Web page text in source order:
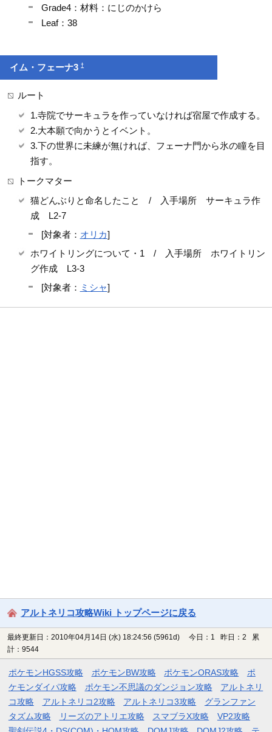
Grade4：材料：にじのかけら
Leaf：38
イム・フェーナ3†
ルート
1.寺院でサーキュラを作っていなければ宿屋で作成する。
2.大本願で向かうとイベント。
3.下の世界に未練が無ければ、フェーナ門から氷の瞳を目
指す。
トークマター
猫どんぶりと命名したこと / 入手場所 サーキュラ作
成 L2-7
[対象者： オリカ]
ホワイトリングについて・1 / 入手場所 ホワイトリン
グ作成 L3-3
[対象者： ミシャ]
アルトネリコ攻略Wiki トップページに戻る
最終更新日：2010年04月14日 (水) 18:24:56 (5961d)
今日：1 昨日：2 累
計：9544
ポケモンHGSS攻略 ポケモンBW攻略 ポケモンORAS攻略
ポ
ケモンダイパ攻略
ポケモン不思議のダンジョン攻略
アルトネリ
コ攻略
アルトネリコ2攻略 アルトネリコ3攻略
グランファン
タズム攻略
リーズのアトリエ攻略 スマブラX攻略
VP2攻略